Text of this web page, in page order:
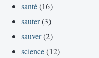
santé(16)
sauter(3)
sauver(2)
science(12)